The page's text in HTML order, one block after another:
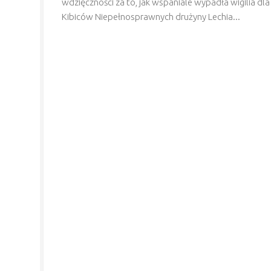
wdzięczności za to, jak wspaniale wypadła wigilia
Kibiców Niepełnosprawnych drużyny Lechia...